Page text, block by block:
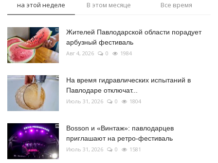
на этой неделе В этом месяце Все время
Жителей Павлодарской области порадует
арбузный фестиваль
Авг 4, 2026 0 1984
На время гидравлических испытаний в
Павлодаре отключат...
Июль 31, 2026 0 1804
Bosson и «Винтаж»: павлодарцев
приглашают на ретро-фестиваль
Июль 31, 2026 0 1581